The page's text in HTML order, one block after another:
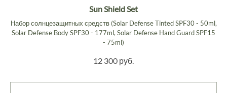
Sun Shield Set
Набор солнцезащитных средств (Solar Defense Tinted SPF30 - 50ml,
Solar Defense Body SPF30 - 177ml, Solar Defense Hand Guard SPF15
- 75ml)
12 300 руб.